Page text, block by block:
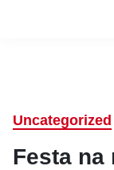
Uncategorized
Festa na